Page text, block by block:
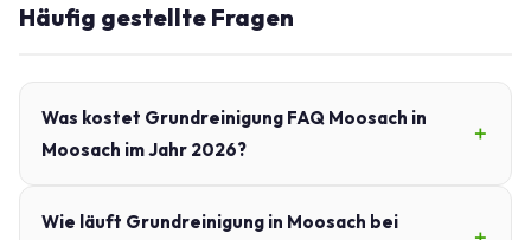
Häufig gestellte Fragen
Was kostet Grundreinigung FAQ Moosach in
Moosach im Jahr 2026?
Wie läuft Grundreinigung in Moosach bei